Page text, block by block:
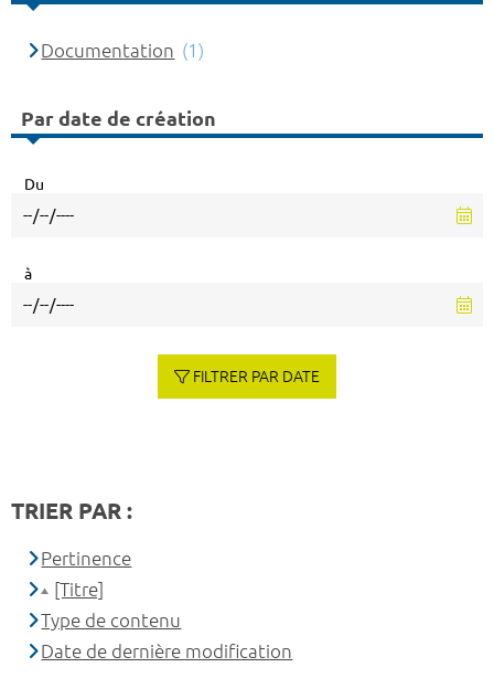
Documentation (1)
Par date de création
Du
à
FILTRER PAR DATE
TRIER PAR :
Pertinence
[Titre]
Type de contenu
Date de dernière modification